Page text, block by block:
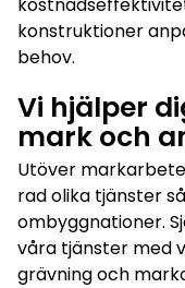
konstruktioner
behov.
Vi hjälper
mark och
Utöver
rad olika tjänster
ombyggnationer.
våra tjänster med
grävning och